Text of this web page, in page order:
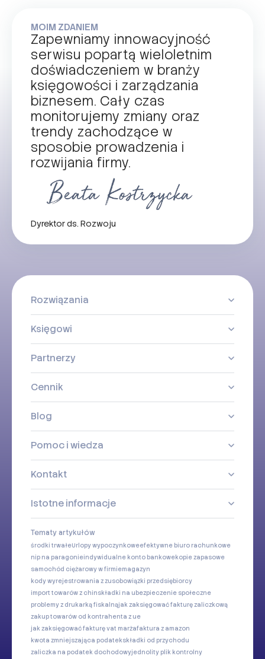
MOIM ZDANIEM
Zapewniamy innowacyjność
serwisu popartą wieloletnim
doświadczeniem w branży
księgowości i zarządzania
biznesem. Cały czas
monitorujemy zmiany oraz
trendy zachodzące w
sposobie prowadzenia i
rozwijania firmy.
Dyrektor ds. Rozwoju
Rozwiązania
Księgowi
Partnerzy
Cennik
Blog
Pomoc i wiedza
Kontakt
Istotne informacje
Tematy artykułów
środki trwałeUrlopy wypoczynkoweefektywne biuro rachunkowe
nip na paragonieindywidualne konto bankowekopie zapasowe
samochód ciężarowy w firmiemagazyn
kody wyrejestrowania z zusobowiązki przedsiębiorcy
import towarów z chinskładki na ubezpieczenie społeczne
problemy z drukarką fiskalnąjak zaksięgować fakturę zaliczkową
zakup towarów od kontrahenta z ue
jak zaksięgować fakturę vat marżafaktura z amazon
kwota zmniejszająca podatekskładki od przychodu
zaliczka na podatek dochodowyjednolity plik kontrolny